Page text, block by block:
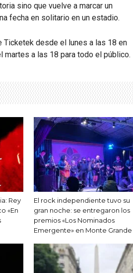
sino que vuelve a marcar un
fecha en solitario en un estadio.
Ticketek desde el lunes a las 18 en
martes a las 18 para todo el público.
Rey
«En
El rock independiente tuvo su
gran noche: se entregaron los
premios «Los Nominados
Emergente» en Monte Grande